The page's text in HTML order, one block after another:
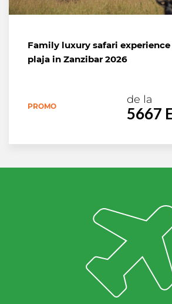
Family luxury safari experience
plaja in Zanzibar 2026
PROMO
de la
5667